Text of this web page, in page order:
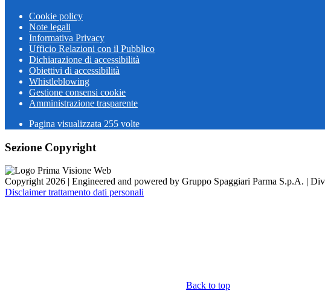
Cookie policy
Note legali
Informativa Privacy
Ufficio Relazioni con il Pubblico
Dichiarazione di accessibilità
Obiettivi di accessibilità
Whistleblowing
Gestione consensi cookie
Amministrazione trasparente
Pagina visualizzata 255 volte
Sezione Copyright
Copyright 2026 | Engineered and powered by Gruppo Spaggiari Parma S.p.A. |
Disclaimer trattamento dati personali
Back to top